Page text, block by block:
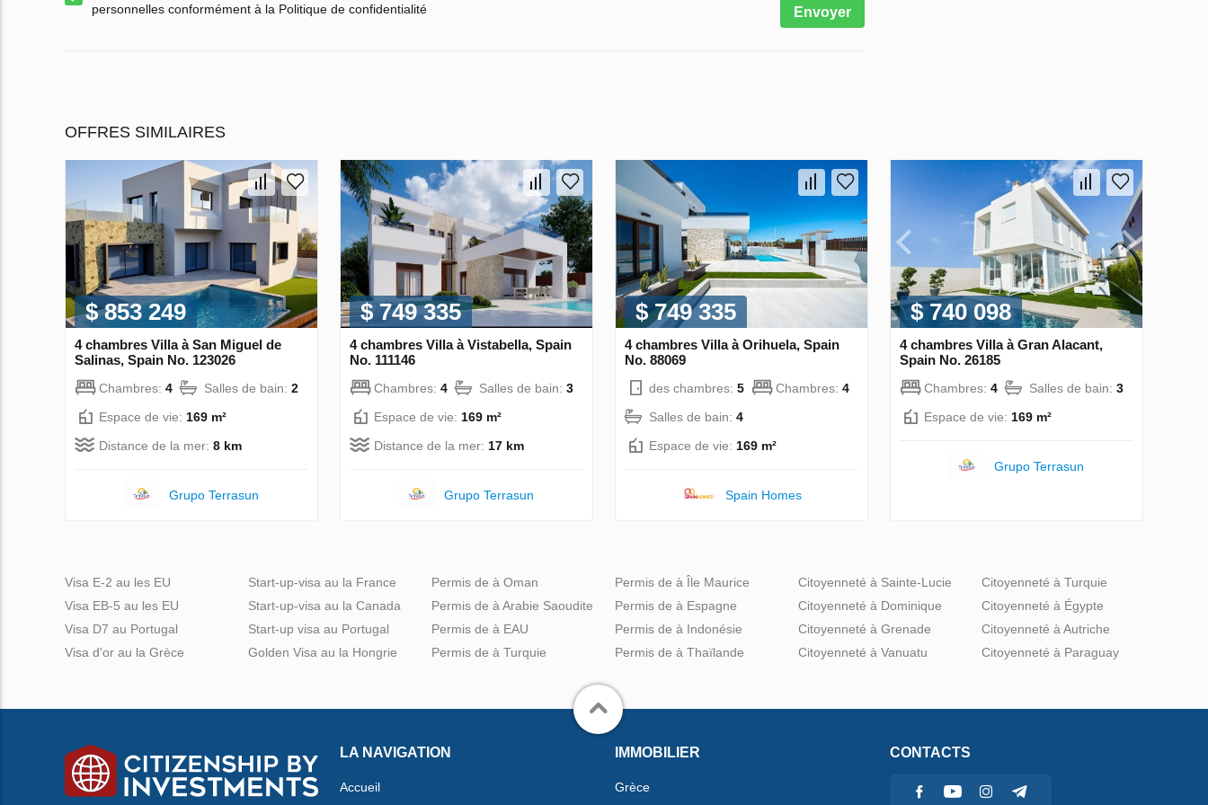
personnelles conformément à la Politique de confidentialité
Envoyer
OFFRES SIMILAIRES
$ 853 249
4 chambres Villa à San Miguel de
Salinas, Spain No. 123026
Chambres: 4 Salles de bain: 2
Espace de vie: 169 m²
Distance de la mer: 8 km
Grupo Terrasun
$ 749 335
4 chambres Villa à Vistabella, Spain
No. 111146
Chambres: 4 Salles de bain: 3
Espace de vie: 169 m²
Distance de la mer: 17 km
Grupo Terrasun
$ 749 335
4 chambres Villa à Orihuela, Spain
No. 88069
des chambres: 5 Chambres: 4
Salles de bain: 4
Espace de vie: 169 m²
Spain Homes
$ 740 098
4 chambres Villa à Gran Alacant,
Spain No. 26185
Chambres: 4 Salles de bain: 3
Espace de vie: 169 m²
Grupo Terrasun
Visa E-2 au les EU
Visa EB-5 au les EU
Visa D7 au Portugal
Visa d'or au la Grèce
Start-up-visa au la France
Start-up-visa au la Canada
Start-up visa au Portugal
Golden Visa au la Hongrie
Permis de à Oman
Permis de à Arabie Saoudite
Permis de à EAU
Permis de à Turquie
Permis de à Île Maurice
Permis de à Espagne
Permis de à Indonésie
Permis de à Thaïlande
Citoyenneté à Sainte-Lucie
Citoyenneté à Dominique
Citoyenneté à Grenade
Citoyenneté à Vanuatu
Citoyenneté à Turquie
Citoyenneté à Égypte
Citoyenneté à Autriche
Citoyenneté à Paraguay
LA NAVIGATION
Accueil
IMMOBILIER
Grèce
CONTACTS